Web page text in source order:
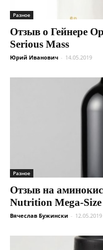
Разное
Отзыв о Гейнере
Serious Mass
Юрий Иванович - 14.05.2019
Разное
Отзыв на
Nutrition Mega-
Вячеслав Бужински - 12.05.2019